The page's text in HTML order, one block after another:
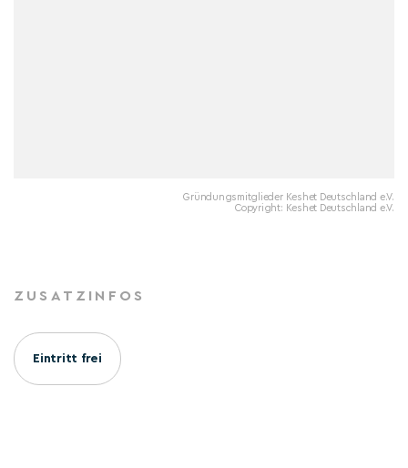
Gründungsmitglieder Keshet Deutschland e.V.
Copyright: Keshet Deutschland e.V.
ZUSATZINFOS
Eintritt frei